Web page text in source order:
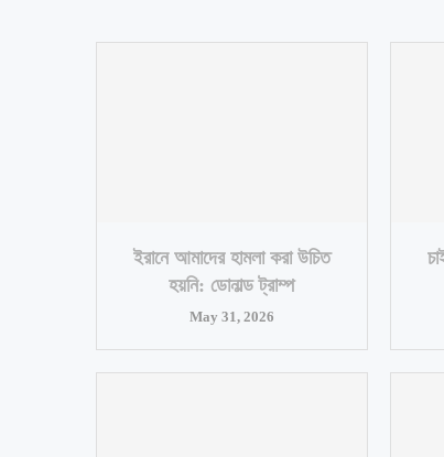
ইরানে আমাদের হামলা করা উচিত
হয়নি: ডোনাল্ড ট্রাম্প
May 31, 2026